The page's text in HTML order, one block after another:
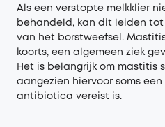
Als een verstopte melkklier
behandeld, kan dit leiden
van het borstweefsel.
koorts, een algemeen ziek
Het is belangrijk om mastitis
aangezien hiervoor soms
antibiotica vereist is.